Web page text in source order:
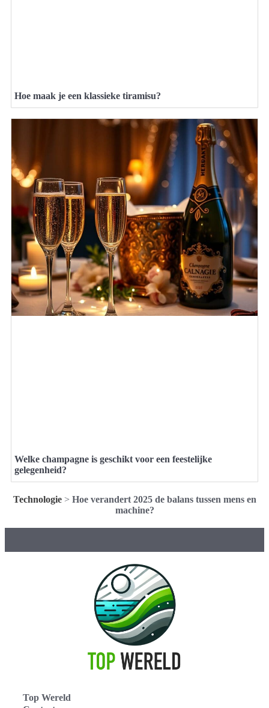
Hoe maak je een klassieke tiramisu?
Welke champagne is geschikt voor een feestelijke
gelegenheid?
Technologie> Hoe verandert 2025 de balans tussen mens en
machine?
Top Wereld